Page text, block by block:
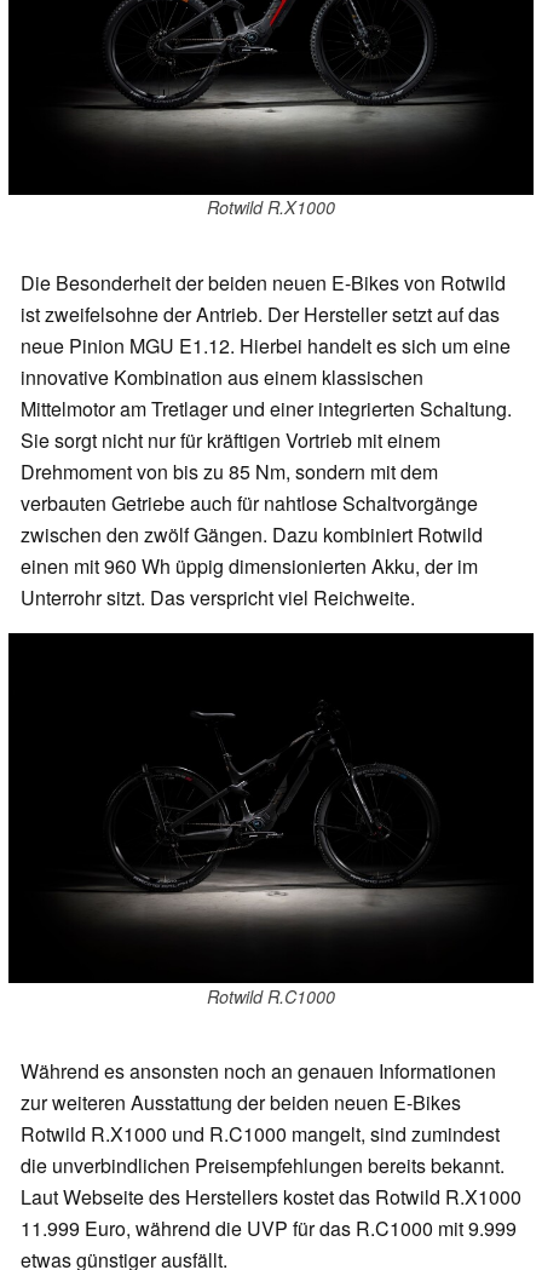
Rotwild R.X1000
Die Besonderheit der beiden neuen E-Bikes von Rotwild
ist zweifelsohne der Antrieb. Der Hersteller setzt auf das
neue Pinion MGU E1.12. Hierbei handelt es sich um eine
innovative Kombination aus einem klassischen
Mittelmotor am Tretlager und einer integrierten Schaltung.
Sie sorgt nicht nur für kräftigen Vortrieb mit einem
Drehmoment von bis zu 85 Nm, sondern mit dem
verbauten Getriebe auch für nahtlose Schaltvorgänge
zwischen den zwölf Gängen. Dazu kombiniert Rotwild
einen mit 960 Wh üppig dimensionierten Akku, der im
Unterrohr sitzt. Das verspricht viel Reichweite.
Rotwild R.C1000
Während es ansonsten noch an genauen Informationen
zur weiteren Ausstattung der beiden neuen E-Bikes
Rotwild R.X1000 und R.C1000 mangelt, sind zumindest
die unverbindlichen Preisempfehlungen bereits bekannt.
Laut Webseite des Herstellers kostet das Rotwild R.X1000
11.999 Euro, während die UVP für das R.C1000 mit 9.999
etwas günstiger ausfällt.